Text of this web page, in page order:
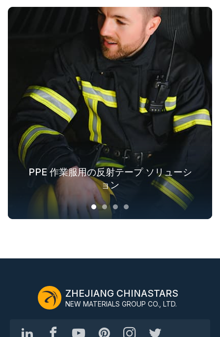
PPE 作業服用の反射テープ ソリューシ
ョン
ファッションアウトドア衣料用の反射
テキスタイルソリューション
アウター用蓄光生地ソリューション
業界全体の安全服ソリューション
ZHEJIANG CHINASTARS
NEW MATERIALS GROUP CO., LTD.